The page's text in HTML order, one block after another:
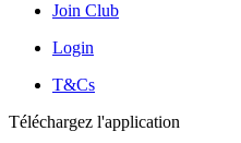
Join Club
Login
T&Cs
Téléchargez l'application